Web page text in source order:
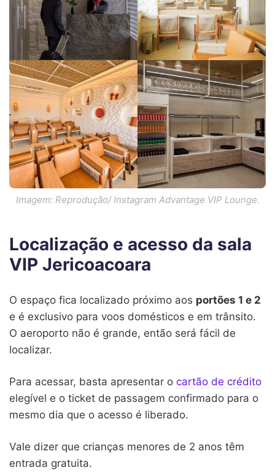
Imagem: Reprodução/ Instagram Advantage VIP Lounge.
Localização e acesso da sala
VIP Jericoacoara
O espaço fica localizado próximo aos portões 1 e 2
e é exclusivo para voos domésticos e em trânsito.
O aeroporto não é grande, então será fácil de
localizar.
Para acessar, basta apresentar o cartão de crédito
elegível e o ticket de passagem confirmado para o
mesmo dia que o acesso é liberado.
Vale dizer que crianças menores de 2 anos têm
entrada gratuita.